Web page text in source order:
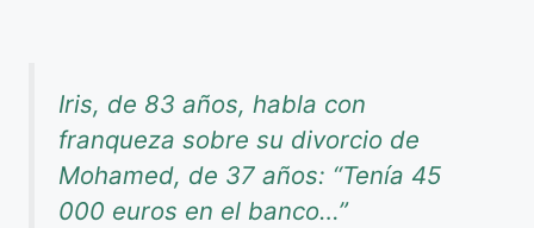
Iris, de 83 años, habla con
franqueza sobre su divorcio de
Mohamed, de 37 años: “Tenía 45
000 euros en el banco…”